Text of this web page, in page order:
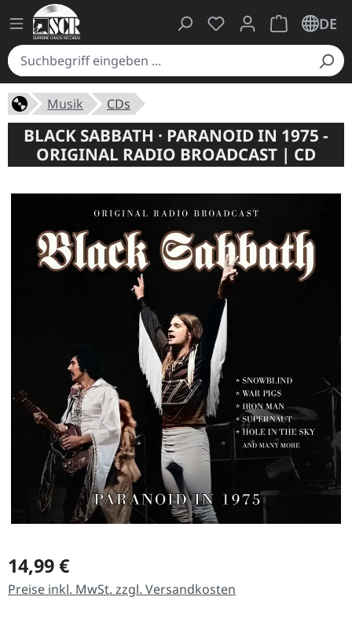
Du hast 0 Produkte
Warenkorb
DE
Musik CDs
BLACK SABBATH · PARANOID IN 1975 -
ORIGINAL RADIO BROADCAST | CD
Regulärer Preis:
14,99 €
Preise inkl. MwSt. zzgl. Versandkosten